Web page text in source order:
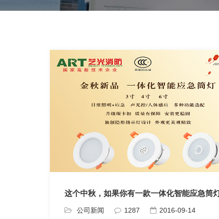
这个中秋，如果你有一款一体化智能应急筒
公司新闻 1287 2016-09-14